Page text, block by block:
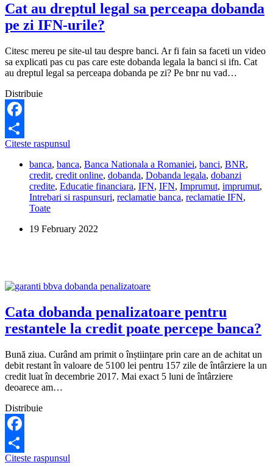
Cat au dreptul legal sa perceapa dobanda
pe zi IFN-urile?
Citesc mereu pe site-ul tau despre banci. Ar fi fain sa faceti un video
sa explicati pas cu pas care este dobanda legala la banci si ifn. Cat
au dreptul legal sa perceapa dobanda pe zi? Pe bnr nu vad…
Distribuie
Facebook
Share
Citeste raspunsul
dreptul
legal
sa
perceapa
zi
banca, banca, Banca Nationala a Romaniei, banci, BNR,
credit, credit online, dobanda, Dobanda legala, dobanzi
credite, Educatie financiara, IFN, IFN, Imprumut, imprumut,
Intrebari si raspunsuri, reclamatie banca, reclamatie IFN,
Toate
19 February 2022
Cata dobanda penalizatoare pentru
restantele la credit poate percepe banca?
Bună ziua. Curând am primit o înștiințare prin care an de achitat un
debit restant în valoare de 5100 lei pentru 157 zile de întârziere la un
credit luat în decembrie 2017. Mai exact 5 luni de întârziere
deoarece am…
Distribuie
Facebook
Share
Citeste raspunsul